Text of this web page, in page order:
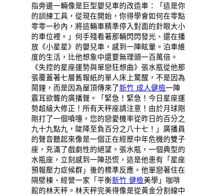
指旁邊一輛像是巨型嬰兒車的改造車：「這是你
的訓練工具，從現在開始，你得學會如何在零點
零零一秒內，將這輛車精準停入對面的針眼大小
的車位裡。」何手殘看著那輛閃閃發光、還在播
放《小星星》的嬰兒車，感到一陣眩暈。泊車維
度的生活，比他想象中還要無理頭一百萬倍。
《失控的星座運勢與單戀狂想曲》張水瓶從他那
張覆蓋著七層舊報紙的單人床上驚醒，不是因為
鬧鐘，而是因為屋頂傳來了新竹 成人健檢一陣
震耳欲聾的廣播聲。「緊急！緊急！今日星座運
勢超級大修正！所有天秤座請注意！由於月球剛
剛打了一個噴嚏，您的戀愛機率從昨日的百分之
九十九點九，陡降至負百分之八十七！」廣播員
的聲音聽起來像是一個正在經歷中年危機的雙子
座，充滿了戲劇性的絕望。張水瓶，一個典型的
水瓶座，立刻感到一陣恐慌，這是他患有「星座
預報壓力症候群」後的標準反應。他單戀著住在
隔壁棟、經營一家「平衡新竹 健檢美學」咖啡
館的林天秤。林天秤完美得像是從黃金分割線中